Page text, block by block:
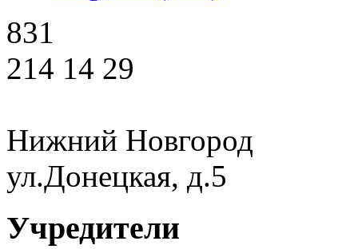
831
214 14 29
Нижний Новгород
ул.Донецкая, д.5
Учредители